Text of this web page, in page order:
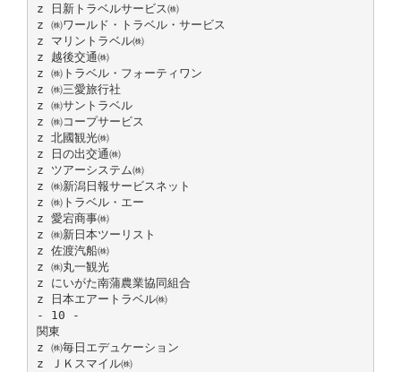
z 日新トラベルサービス㈱
z ㈱ワールド・トラベル・サービス
z マリントラベル㈱
z 越後交通㈱
z ㈱トラベル・フォーティワン
z ㈱三愛旅行社
z ㈱サントラベル
z ㈱コープサービス
z 北國観光㈱
z 日の出交通㈱
z ツアーシステム㈱
z ㈱新潟日報サービスネット
z ㈱トラベル・エー
z 愛宕商事㈱
z ㈱新日本ツーリスト
z 佐渡汽船㈱
z ㈱丸一観光
z にいがた南蒲農業協同組合
z 日本エアートラベル㈱
- 10 -
関東
z ㈱毎日エデュケーション
z ＪＫスマイル㈱